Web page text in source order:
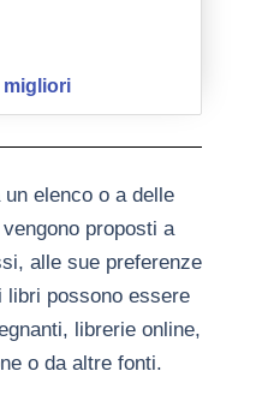
migliori
elenco o a delle
proposti a
alle sue preferenze
possono essere
librerie online,
o da altre fonti.